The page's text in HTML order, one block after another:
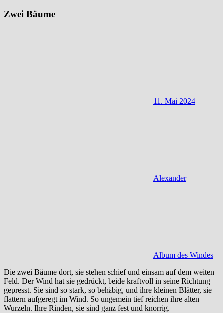
Zwei Bäume
11. Mai 2024
Alexander
Album des Windes
Die zwei Bäume dort, sie stehen schief und einsam auf dem weiten
Feld. Der Wind hat sie gedrückt, beide kraftvoll in seine Richtung
gepresst. Sie sind so stark, so behäbig, und ihre kleinen Blätter, sie
flattern aufgeregt im Wind. So ungemein tief reichen ihre alten
Wurzeln. Ihre Rinden, sie sind ganz fest und knorrig.